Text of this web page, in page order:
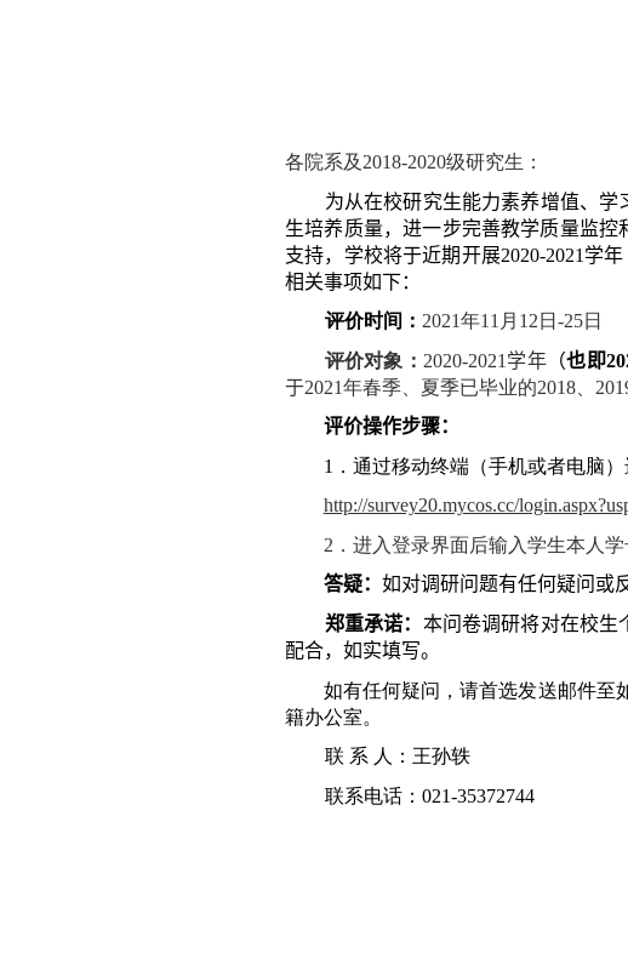
各院系及 2018-2020级研究生：
为从在校研究生能力素养增值、
生培养质量，进一步完善教学质量监
支持，学校将于近期开展2020-2021 学年
相关事项如下：
评价时间： 2021年11 月 1 2 日 -25日
评价对象： 2020-2021 学年（也即2
于2021年春季、夏季已毕业的2018 2
评价操作步骤：
1 ．通过移动终端（手机或者电脑）
http://survey20.mycos.cc/
2 ．进入登录界面后输入学生本人学
答疑： 如对调研问题有任何疑问或
郑重承诺： 本问卷调研将对在校生
配合，如实填写。
如有任何疑问，请首选发送邮件至
籍办公室。
联 系 人：王孙轶
联系电话： 021-35372744